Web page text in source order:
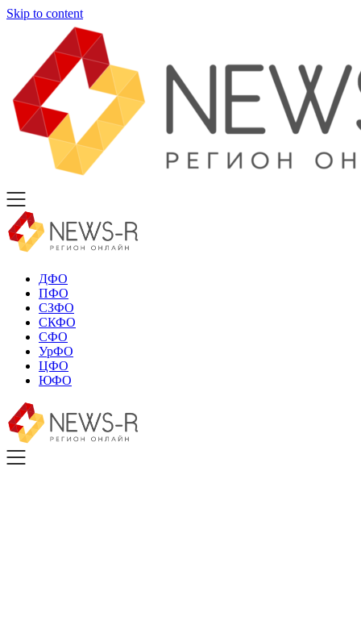
Skip to content
ДФО
ПФО
СЗФО
СКФО
СФО
УрФО
ЦФО
ЮФО